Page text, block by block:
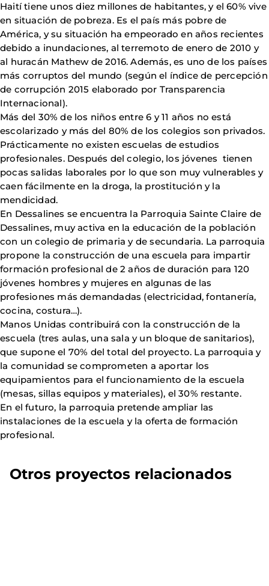
Haití tiene unos diez millones de habitantes, y el 60% vive
en situación de pobreza. Es el país más pobre de
América, y su situación ha empeorado en años recientes
debido a inundaciones, al terremoto de enero de 2010 y
al huracán Mathew de 2016. Además, es uno de los países
más corruptos del mundo (según el índice de percepción
de corrupción 2015 elaborado por Transparencia
Internacional).
Más del 30% de los niños entre 6 y 11 años no está
escolarizado y más del 80% de los colegios son privados.
Prácticamente no existen escuelas de estudios
profesionales. Después del colegio, los jóvenes tienen
pocas salidas laborales por lo que son muy vulnerables y
caen fácilmente en la droga, la prostitución y la
mendicidad.
En Dessalines se encuentra la Parroquia Sainte Claire de
Dessalines, muy activa en la educación de la población
con un colegio de primaria y de secundaria. La parroquia
propone la construcción de una escuela para impartir
formación profesional de 2 años de duración para 120
jóvenes hombres y mujeres en algunas de las
profesiones más demandadas (electricidad, fontanería,
cocina, costura…).
Manos Unidas contribuirá con la construcción de la
escuela (tres aulas, una sala y un bloque de sanitarios),
que supone el 70% del total del proyecto. La parroquia y
la comunidad se comprometen a aportar los
equipamientos para el funcionamiento de la escuela
(mesas, sillas equipos y materiales), el 30% restante.
En el futuro, la parroquia pretende ampliar las
instalaciones de la escuela y la oferta de formación
profesional.
Otros proyectos relacionados